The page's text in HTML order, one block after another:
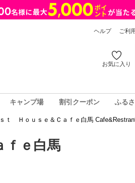
ヘルプ ご利
お気に入り
キャンプ場 割引クーポン ふる
ｔ Ｈｏｕｓｅ＆Ｃａｆｅ白馬
ｅ白馬